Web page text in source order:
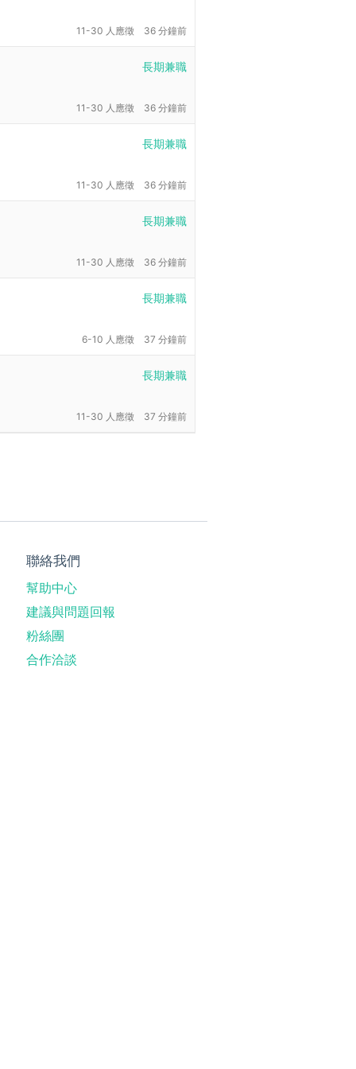
11-30 人應徵 36 分鐘前
長期兼職
11-30 人應徵 36 分鐘前
長期兼職
11-30 人應徵 36 分鐘前
長期兼職
11-30 人應徵 36 分鐘前
長期兼職
6-10 人應徵 37 分鐘前
長期兼職
11-30 人應徵 37 分鐘前
聯絡我們
幫助中心
建議與問題回報
粉絲團
合作洽談